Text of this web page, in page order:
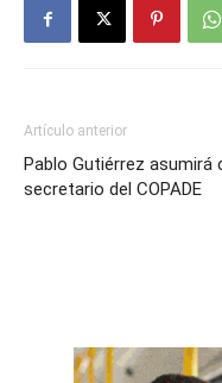
Artículo anterior
Pablo Gutiérrez asumirá
secretario del COPADE